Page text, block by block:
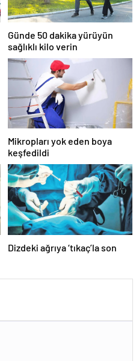
Günde 50 dakika yürüyün
sağlıklı kilo verin
Mikropları yok eden boya
keşfedildi
Dizdeki ağrıya ‘tıkaç’la son